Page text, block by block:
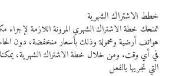
خطط الاشتراك الشهرية
تمنحك خطة الاشتراك الشهري المرونة اللازمة لإجراء
هواتف أرضية ومحمولة وذلك بأسعار منخفضة، دون
في أي وقت. ومن خلال خطة الاشتراك الشهرية، يمكنك
التي تجريها بالفعل